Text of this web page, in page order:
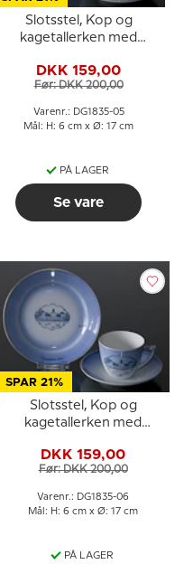
Slotsstel, Kop og
kagetallerken med
Grøndahl
DKK 159,00
Før: DKK 200,00
Varenr.: DG1835-05
Mål: H: 6 cm x Ø: 17 cm
PÅ LAGER
Se vare
SPAR 21%
Slotsstel, Kop og
kagetallerken med
Grøndahl
DKK 159,00
Før: DKK 200,00
Varenr.: DG1835-06
Mål: H: 6 cm x Ø: 17 cm
PÅ LAGER